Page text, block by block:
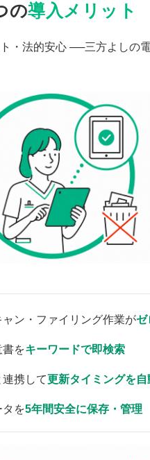
の導入メリット
・法的安心 ──三方よしの
さから解放、
間を本来の業務へ
ン・ファイリングといった繰
タッフが本来の業務に集中で
ャン・ファイリング作業がゼ
書をキーワードで即検索
携して更新タイミングを自
タを5年間安全に保存・管理